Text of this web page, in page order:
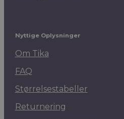
Nyttige Oplysninger
Om Tika
FAQ
Størrelsestabeller
Returnering